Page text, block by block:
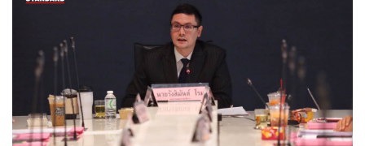
223